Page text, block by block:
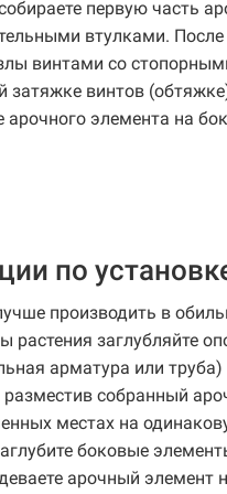
первую часть
втулками.
винтами со
затяжке винтов
элемента на
по
производить в
растения заглубляйте
арматура или
разместив собранный
местах на
боковые
арочный элемент